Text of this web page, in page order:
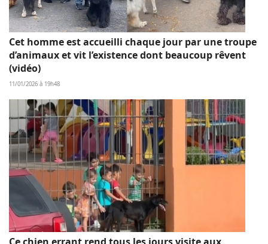
Cet homme est accueilli chaque jour par une troupe
d’animaux et vit l’existence dont beaucoup rêvent
(vidéo)
11/01/2026 à 19h48